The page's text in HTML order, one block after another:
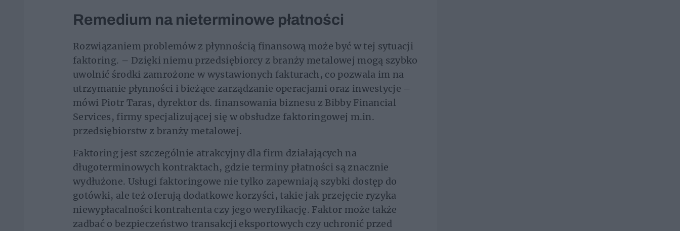
Remedium na nieterminowe płatności
Rozwiązaniem problemów z płynnością finansową może być w tej sytuacji
faktoring. – Dzięki niemu przedsiębiorcy z branży metalowej mogą szybko
uwolnić środki zamrożone w wystawionych fakturach, co pozwala im na
utrzymanie płynności i bieżące zarządzanie operacjami oraz inwestycje –
mówi Piotr Taras, dyrektor ds. finansowania biznesu z Bibby Financial
Services, firmy specjalizującej się w obsłudze faktoringowej m.in.
przedsiębiorstw z branży metalowej.
Faktoring jest szczególnie atrakcyjny dla firm działających na
długoterminowych kontraktach, gdzie terminy płatności są znacznie
wydłużone. Usługi faktoringowe nie tylko zapewniają szybki dostęp do
gotówki, ale też oferują dodatkowe korzyści, takie jak przejęcie ryzyka
niewypłacalności kontrahenta czy jego weryfikację. Faktor może także
zadbać o bezpieczeństwo transakcji eksportowych czy uchronić przed